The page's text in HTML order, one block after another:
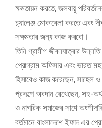
ক্ষমতায়ন করতে, জলবায়ু
চ্যালেঞ্জ মোকাবেলা করতে এবং
সক্ষমতার জন্য কাজ করবো।
তিনি গ্রামীণ জীবনযাত্রার
প্রোগ্রাম অফিসার এবং ভারত
হিসাবেও কাজ করেছেন, সাহেল
প্রকল্পে অবদান রেখেছেন, সহ-
ও নাগরিক সমাজের সাথে
বর্তমানে বাংলাদেশে ইফাদ এর